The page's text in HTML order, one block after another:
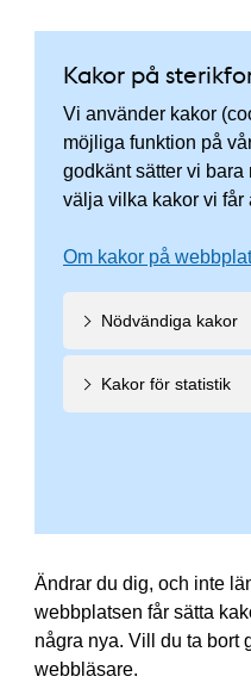
Kakor på
Vi använder kakor
möjliga funktion på
godkänt sätter vi
välja vilka kakor vi får
Om kakor på
Nödvändiga kakor
Kakor för statistik
Ändrar du dig, och inte
webbplatsen får sätta
några nya. Vill du ta bort
webbläsare.